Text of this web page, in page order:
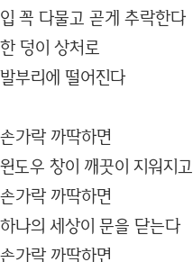
입 꼭 다물고 곧게 추락한다
한 덩이 상처로
발부리에 떨어진다
손가락 까딱하면
윈도우 창이 깨끗이 지워지고
손가락 까딱하면
하나의 세상이 문을 닫는다
손가락 까딱하면